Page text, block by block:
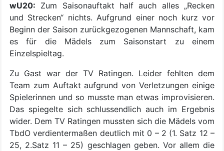
wU20: Zum Saisonauftakt half auch alles „Recken
und Strecken“ nichts. Aufgrund einer noch kurz vor
Beginn der Saison zurückgezogenen Mannschaft, kam
es für die Mädels zum Saisonstart zu einem
Einzelspieltag.
Zu Gast war der TV Ratingen. Leider fehlten dem
Team zum Auftakt aufgrund von Verletzungen einige
Spielerinnen und so musste man etwas improvisieren.
Das spiegelte sich schlussendlich auch im Ergebnis
wider. Dem TV Ratingen mussten sich die Mädels vom
TbdO verdientermaßen deutlich mit 0 – 2 (1. Satz 12 –
25, 2.Satz 11 – 25) geschlagen geben. Vor allem die